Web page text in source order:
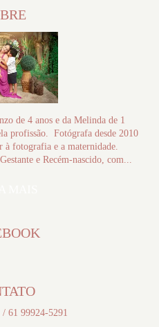
de 4 anos e da Melinda de 1
profissão. Fotógrafa desde 2010
à fotografia e a maternidade.
e Recém-nascido, com...
61 99924-5291